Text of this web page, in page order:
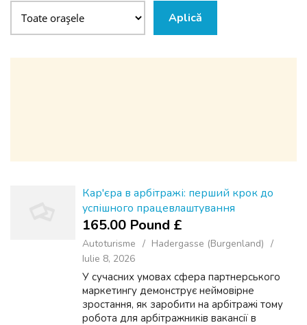
Aplică
Кар'єра в арбітражі: перший крок до
успішного працевлаштування
165.00 Pound £
Autoturisme
Hadergasse (Burgenland)
Iulie 8, 2026
У сучасних умовах сфера партнерського
маркетингу демонструє неймовірне
зростання, як заробити на арбітражі тому
робота для арбітражників вакансії в